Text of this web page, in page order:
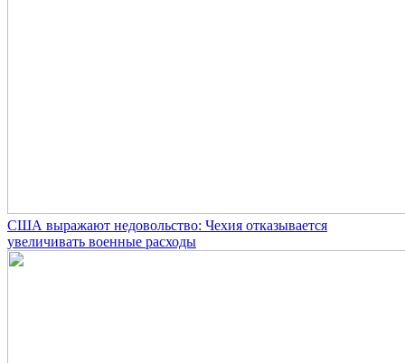
США выражают недовольство: Чехия отказывается
увеличивать военные расходы